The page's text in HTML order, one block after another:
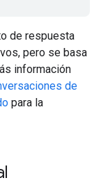
de respuesta
pero se basa
información
de
para la